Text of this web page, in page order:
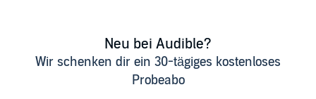
Neu bei Audible?
Wir schenken dir ein 30-tägiges kostenloses
Probeabo